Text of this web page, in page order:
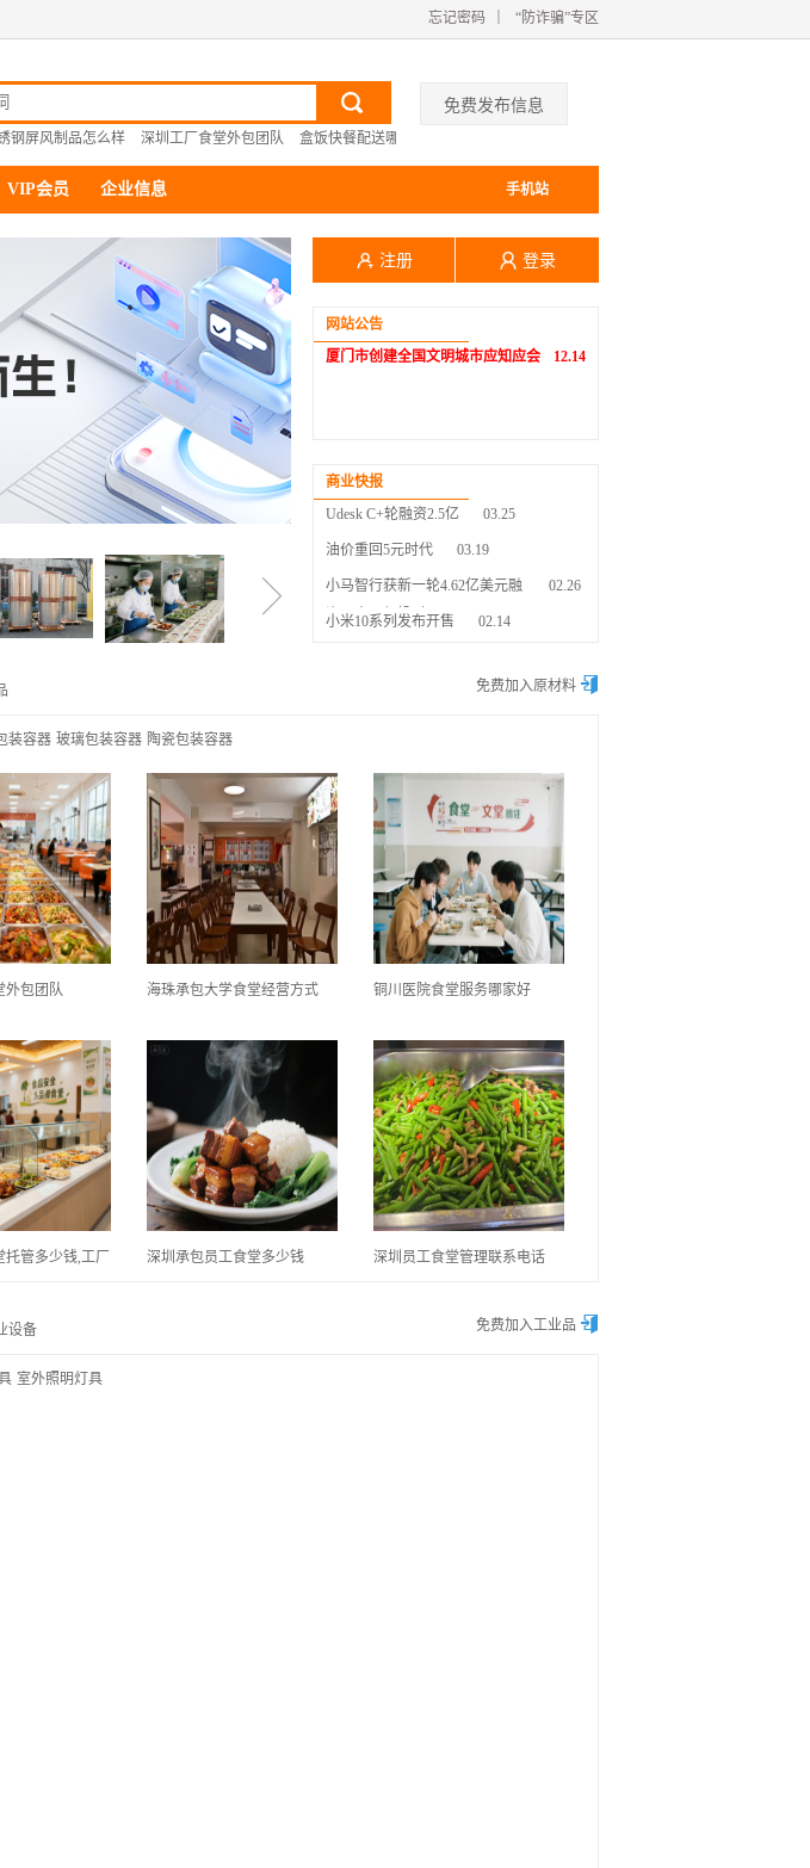
忘记密码 “防诈骗”专区
钢屏风制品怎么样 深圳工厂食堂外包团队 盒饭快餐配送哪里有
免费发布信息
VIP会员 企业信息 手机站
 注册  登录
网站公告
厦门市创建全国文明城市应知应会
12.14
商业快报
联合国总部宣布腾讯为 合作伙
伴
Udesk C+轮融资2.5亿 03.25
油价重回5元时代 03.19
小马智行获新一轮4.62亿美元融
资，丰田领投4亿
02.26
小米10系列发布开售 02.14
02.07
抖销开启渠道交流大会
瑞幸咖啡暴跌宣布停牌 04.08
联合国总部宣布腾讯为 合作伙
伴
Udesk C+轮融资2.5亿 03.25
油价重回5元时代 03.19
小马智行获新一轮4.62亿美元融
02.26
小米10系列发布开售 02.14
孙宇晨巴菲特晚餐 02.07
免费加入原材料 
装容器 玻璃包装容器 陶瓷包装容器
外包团队 海珠承包大学食堂经营方式 铜川医院食堂服务哪家好
管多少钱,工厂 深圳承包员工食堂多少钱 深圳员工食堂管理联系电话
设备 免费加入工业品 
室外照明灯具